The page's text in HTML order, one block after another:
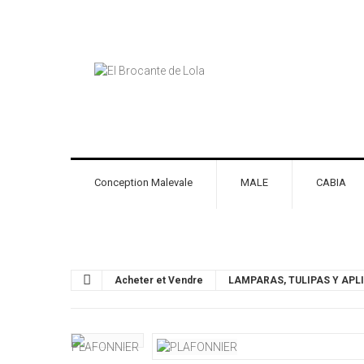
Conception Malevale MALE CABIA
Acheter et Vendre LAMPARAS, TULIPAS Y